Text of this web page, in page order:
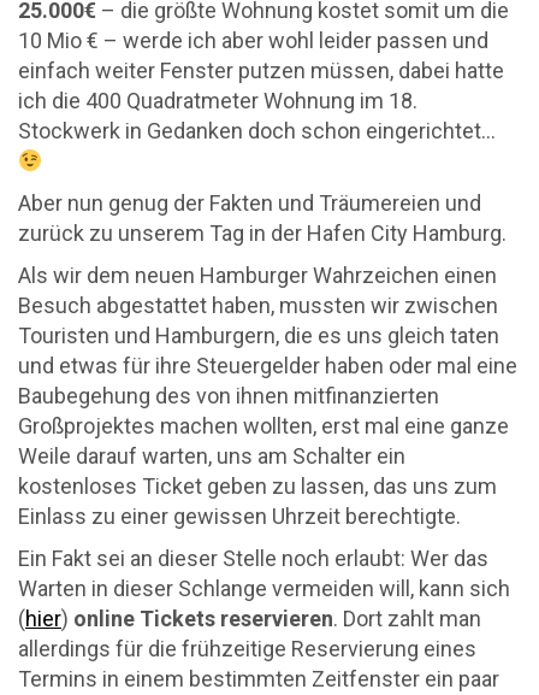
25.000€ – die größte Wohnung kostet somit um die
10 Mio € – werde ich aber wohl leider passen und
einfach weiter Fenster putzen müssen, dabei hatte
ich die 400 Quadratmeter Wohnung im 18.
Stockwerk in Gedanken doch schon eingerichtet…
Aber nun genug der Fakten und Träumereien und
zurück zu unserem Tag in der Hafen City Hamburg.
Als wir dem neuen Hamburger Wahrzeichen einen
Besuch abgestattet haben, mussten wir zwischen
Touristen und Hamburgern, die es uns gleich taten
und etwas für ihre Steuergelder haben oder mal eine
Baubegehung des von ihnen mitfinanzierten
Großprojektes machen wollten, erst mal eine ganze
Weile darauf warten, uns am Schalter ein
kostenloses Ticket geben zu lassen, das uns zum
Einlass zu einer gewissen Uhrzeit berechtigte.
Ein Fakt sei an dieser Stelle noch erlaubt: Wer das
Warten in dieser Schlange vermeiden will, kann sich
(hier) online Tickets reservieren. Dort zahlt man
allerdings für die frühzeitige Reservierung eines
Termins in einem bestimmten Zeitfenster ein paar